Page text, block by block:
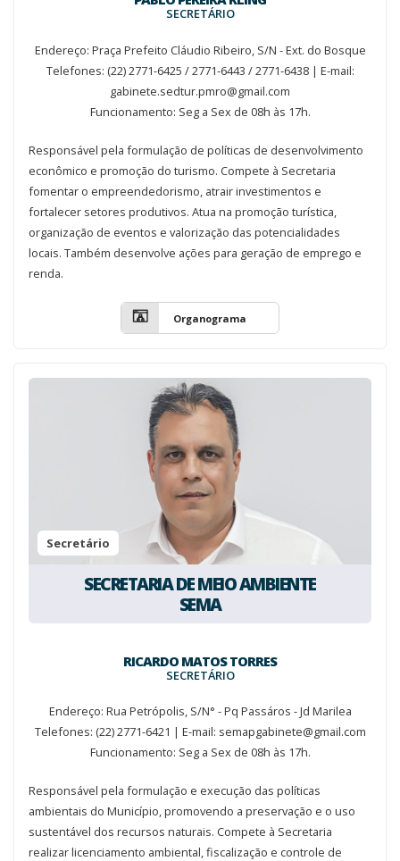
SECRETÁRIO
Endereço: Praça Prefeito Cláudio Ribeiro, S/N - Ext. do Bosque
Telefones: (22) 2771-6425 / 2771-6443 / 2771-6438 | E-mail:
gabinete.sedtur.pmro@gmail.com
Funcionamento: Seg a Sex de 08h às 17h.
Responsável pela formulação de políticas de desenvolvimento
econômico e promoção do turismo. Compete à Secretaria
fomentar o empreendedorismo, atrair investimentos e
fortalecer setores produtivos. Atua na promoção turística,
organização de eventos e valorização das potencialidades
locais. Também desenvolve ações para geração de emprego e
renda.
Organograma
Secretário
SECRETARIA DE MEIO AMBIENTE
SEMA
RICARDO MATOS TORRES
SECRETÁRIO
Endereço: Rua Petrópolis, S/N° - Pq Passáros - Jd Marilea
Telefones: (22) 2771-6421 | E-mail: semapgabinete@gmail.com
Funcionamento: Seg a Sex de 08h às 17h.
Responsável pela formulação e execução das políticas
ambientais do Município, promovendo a preservação e o uso
sustentável dos recursos naturais. Compete à Secretaria
realizar licenciamento ambiental, fiscalização e controle de